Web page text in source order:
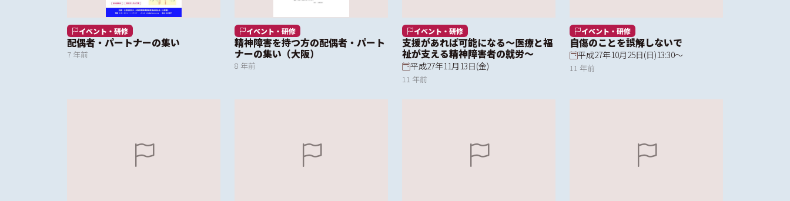
イベント・研修
配偶者・パートナーの集い
7 年前
イベント・研修
精神障害を持つ方の配偶者・パート
ナーの集い（大阪）
8 年前
イベント・研修
支援があれば可能になる～医療と福
祉が支える精神障害者の就労～
平成27年11月13日(金)
11 年前
イベント・研修
自傷のことを誤解しないで
平成27年10月25日(日)13:30～
11 年前